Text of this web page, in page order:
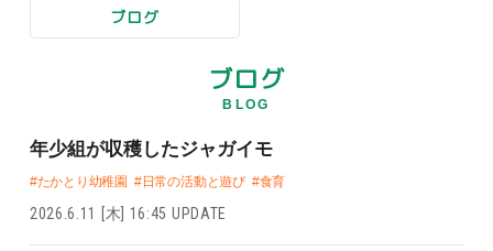
ブログ
ブログ
BLOG
年少組が収穫したジャガイモ
#たかとり幼稚園 #日常の活動と遊び #食育
2026.6.11 [木] 16:45 UPDATE